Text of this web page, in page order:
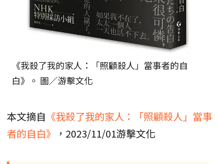
《我殺了我的家人：「照顧殺人」當事者的自
白》。 圖／游擊文化
本文摘自 《我殺了我的家人：「照顧殺人」當事
者的自白》
，2023/11/01游擊文化